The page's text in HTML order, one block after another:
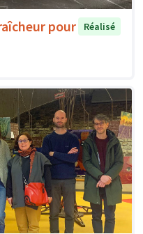
pour
Réalisé